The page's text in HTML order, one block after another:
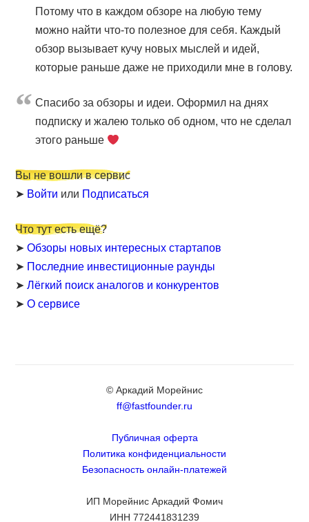
Потому что в каждом обзоре на любую тему
можно найти что-то полезное для себя. Каждый
обзор вызывает кучу новых мыслей и идей,
которые раньше даже не приходили мне в голову.
Cпасибо за обзоры и идеи. Оформил на днях
подписку и жалею только об одном, что не сделал
этого раньше
Вы не вошли в сервис
➤ Войти или Подписаться
Что тут есть ещё?
➤Обзоры новых интересных стартапов
➤ Последние инвестиционные раунды
➤Лёгкий поиск аналогов и конкурентов
➤О сервисе
© Аркадий Морейнис
ff@fastfounder.ru
Публичная оферта
Политика конфиденциальности
Безопасность онлайн-платежей
ИП Морейнис Аркадий Фомич
ИНН 772441831239